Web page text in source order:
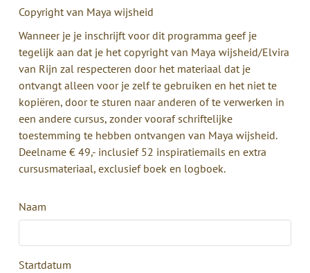
Copyright van Maya wijsheid
Wanneer je je inschrijft voor dit programma geef je
tegelijk aan dat je het copyright van Maya wijsheid/Elvira
van Rijn zal respecteren door het materiaal dat je
ontvangt alleen voor je zelf te gebruiken en het niet te
kopiëren, door te sturen naar anderen of te verwerken in
een andere cursus, zonder vooraf schriftelijke
toestemming te hebben ontvangen van Maya wijsheid.
Deelname € 49,- inclusief 52 inspiratiemails en extra
cursusmateriaal, exclusief boek en logboek.
Naam
Startdatum